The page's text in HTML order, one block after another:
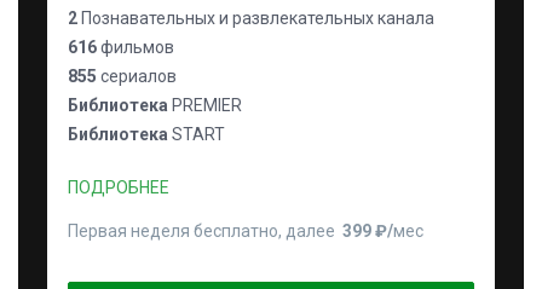
2 Познавательных и развлекательных канала
616фильмов
855 сериалов
Библиотека PREMIER
Библиотека START
ПОДРОБНЕЕ
Первая неделя бесплатно, далее 399 ₽⁠/⁠мес